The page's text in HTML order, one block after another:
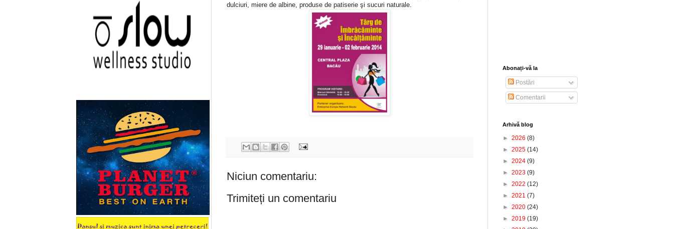
dulciuri, miere de albine, produse de patiserie şi sucuri naturale.
Niciun comentariu:
Trimiteți un comentariu
Abonați-vă la
Postări
Comentarii
Arhivă blog
► 2026 (8)
► 2025 (14)
► 2024 (9)
► 2023 (9)
► 2022 (12)
► 2021 (7)
► 2020 (24)
► 2019 (19)